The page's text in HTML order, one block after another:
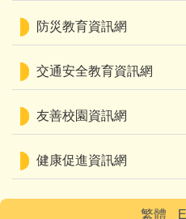
防災教育資訊網
交通安全教育資訊網
友善校園資訊網
健康促進資訊網
繁體